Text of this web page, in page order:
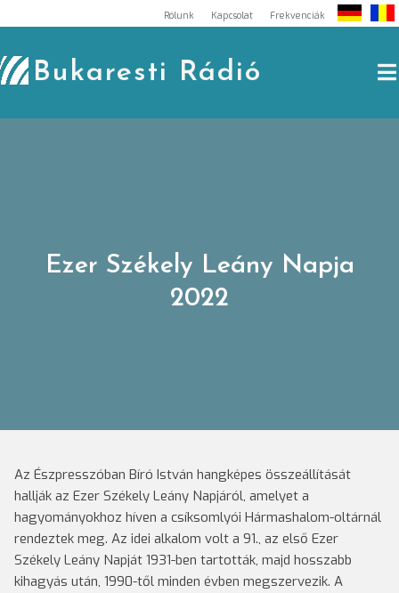
to
content
Rólunk Kapcsolat Frekvenciák
Bukaresti Rádió
Ezer Székely Leány Napja
2022
Az Észpresszóban Bíró István hangképes összeállítását
hallják az Ezer Székely Leány Napjáról, amelyet a
hagyományokhoz híven a csíksomlyói Hármashalom-oltárnál
rendeztek meg. Az idei alkalom volt a 91., az első Ezer
Székely Leány Napját 1931-ben tartották, majd hosszabb
kihagyás után, 1990-től minden évben megszervezik. A